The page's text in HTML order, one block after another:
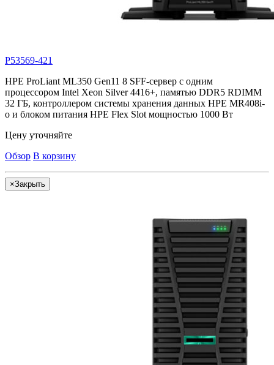
P53569-421
HPE ProLiant ML350 Gen11 8 SFF-сервер с одним
процессором Intel Xeon Silver 4416+, памятью DDR5 RDIMM
32 ГБ, контроллером системы хранения данных HPE MR408i-
o и блоком питания HPE Flex Slot мощностью 1000 Вт
Цену уточняйте
Обзор В корзину
×Закрыть